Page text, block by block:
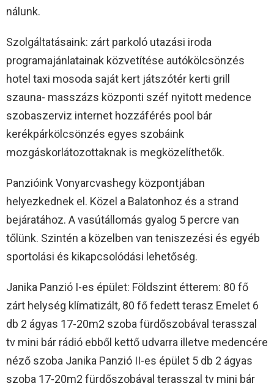
nálunk.
Szolgáltatásaink: zárt parkoló utazási iroda
programajánlatainak közvetítése autókölcsönzés
hotel taxi mosoda saját kert játszótér kerti grill
szauna- masszázs központi széf nyitott medence
szobaszerviz internet hozzáférés pool bár
kerékpárkölcsönzés egyes szobáink
mozgáskorlátozottaknak is megközelíthetők.
Panzióink Vonyarcvashegy központjában
helyezkednek el. Közel a Balatonhoz és a strand
bejáratához. A vasútállomás gyalog 5 percre van
tőlünk. Szintén a közelben van teniszezési és egyéb
sportolási és kikapcsolódási lehetőség.
Janika Panzió I-es épület: Földszint étterem: 80 fő
zárt helység klímatizált, 80 fő fedett terasz Emelet 6
db 2 ágyas 17-20m2 szoba fürdőszobával terasszal
tv mini bár rádió ebből kettő udvarra illetve medencére
néző szoba Janika Panzió II-es épület 5 db 2 ágyas
szoba 17-20m2 fürdőszobával terasszal tv mini bár